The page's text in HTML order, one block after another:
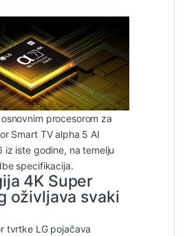
procesorom za
Smart TV alpha 5 AI
iz iste godine, na temelju
specifikacija.
4K Super
oživljava svaki
tvrtke LG pojačava